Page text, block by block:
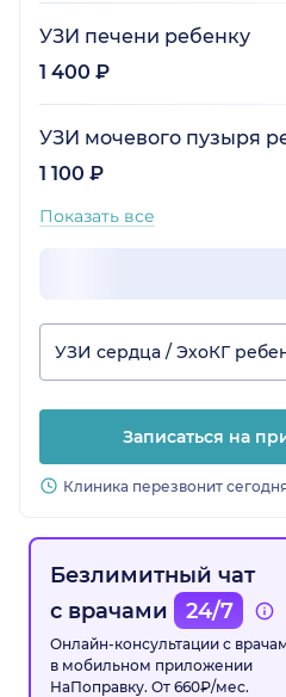
УЗИ печени ребенку
1 400 ₽
УЗИ мочевого пузыря
1 100 ₽
Показать все
УЗИ сердца / ЭхоКГ
Записаться на
Клиника перезвонит
Безлимитный чат
с врачами
24/7
Онлайн-консультации с
в мобильном приложении
НаПоправку. От 660₽/мес.